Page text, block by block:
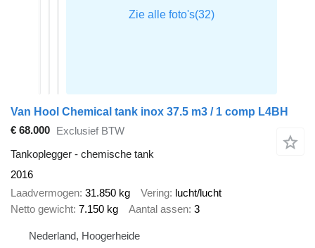
Van Hool Chemical tank inox 37.5 m3 / 1 comp L4BH
€ 68.000 Exclusief BTW
Tankoplegger - chemische tank
2016
Laadvermogen 31.850 kg Vering lucht/lucht
Netto gewicht 7.150 kg Aantal assen 3
Nederland, Hoogerheide